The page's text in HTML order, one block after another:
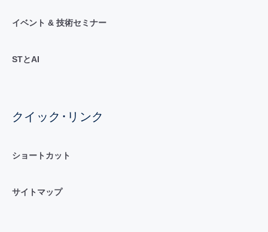
イベント & 技術セミナー
STとAI
クイック･リンク
ショートカット
サイトマップ